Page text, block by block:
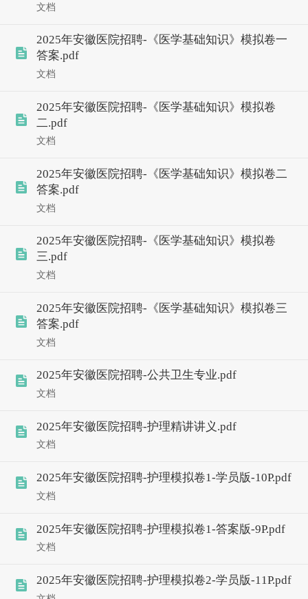
文档
2025年安徽医院招聘-《医学基础知识》模拟卷一
答案.pdf
文档
2025年安徽医院招聘-《医学基础知识》模拟卷
二.pdf
文档
2025年安徽医院招聘-《医学基础知识》模拟卷二
答案.pdf
文档
2025年安徽医院招聘-《医学基础知识》模拟卷
三.pdf
文档
2025年安徽医院招聘-《医学基础知识》模拟卷三
答案.pdf
文档
2025年安徽医院招聘-公共卫生专业.pdf
文档
2025年安徽医院招聘-护理精讲讲义.pdf
文档
2025年安徽医院招聘-护理模拟卷1-学员版-10P.pdf
文档
2025年安徽医院招聘-护理模拟卷1-答案版-9P.pdf
文档
2025年安徽医院招聘-护理模拟卷2-学员版-11P.pdf